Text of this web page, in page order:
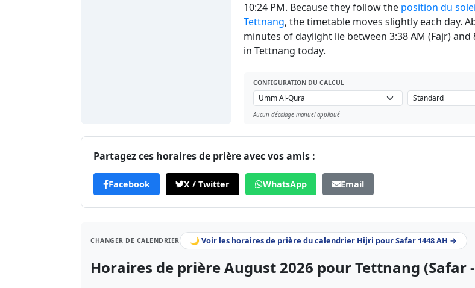
10:24 PM. Because they follow the position du
Tettnang, the timetable moves slightly each day.
minutes of daylight lie between 3:38 AM (Fajr) and
in Tettnang today.
CONFIGURATION DU CALCUL
Aucun décalage manuel appliqué
Partagez ces horaires de prière avec vos amis :
Facebook X / Twitter WhatsApp Email
CHANGER DE CALENDRIER 🌙 Voir les horaires de prière du calendrier Hijri pour Safar 1448 AH →
Horaires de prière August 2026 pour Tettnang (Safar